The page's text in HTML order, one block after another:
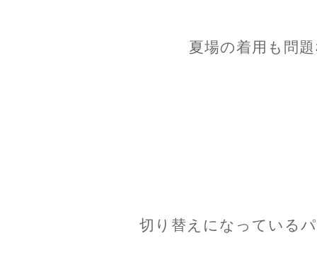
夏場の着用も問
切り替えになっている